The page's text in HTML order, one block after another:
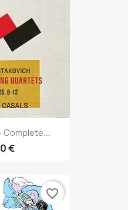
Complete...
€
favorite_border